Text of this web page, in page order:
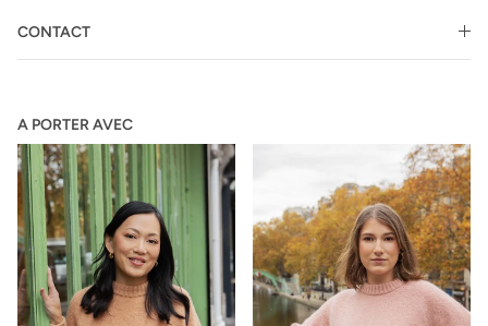
CONTACT
A PORTER AVEC